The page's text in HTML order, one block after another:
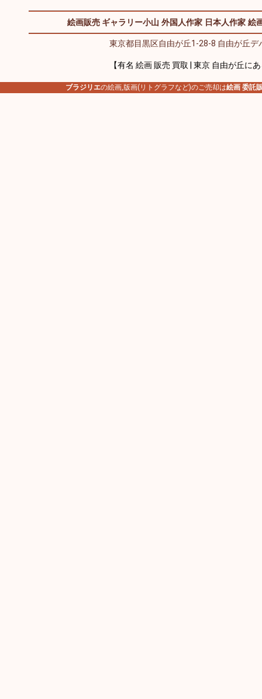
絵画販売 ギャラリー小山 外国人作家 日本人作家 絵
東京都目黒区自由が丘1-28-8 自由が丘デ
【有名 絵画 販売 買取 | 東京 自由が丘に
ブラジリエの絵画,版画(リトグラフなど)のご売却は絵画 委託